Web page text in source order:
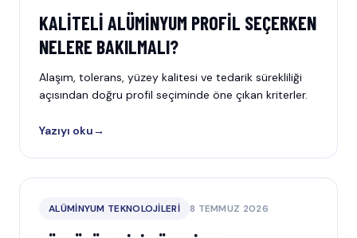
KALITELI ALÜMINYUM PROFIL SEÇERKEN
NELERE BAKILMALI?
Alaşım, tolerans, yüzey kalitesi ve tedarik sürekliliği
açısından doğru profil seçiminde öne çıkan kriterler.
Yazıyı oku→
ALÜMINYUM TEKNOLOJILERI 8 TEMMUZ 2026